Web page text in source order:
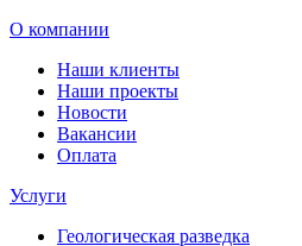
О компании
Наши клиенты
Наши проекты
Новости
Вакансии
Оплата
Услуги
Геологическая разведка